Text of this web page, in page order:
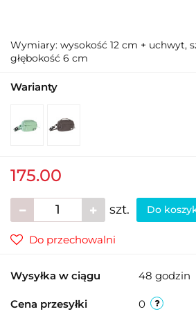
Wymiary: wysokość 12 cm + uchwyt,
głębokość 6 cm
Warianty
175.00
szt. Do
Do przechowalni
Wysyłka w ciągu 48 godzin
Cena przesyłki 0